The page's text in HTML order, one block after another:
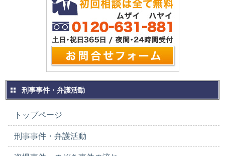
刑事事件・弁護活動
トップページ
刑事事件・弁護活動